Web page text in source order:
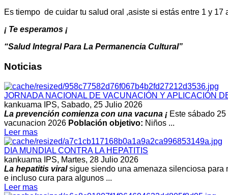
Es tiempo de cuidar tu salud oral ,asiste si estás entre 1 y
¡ Te esperamos ¡
“Salud Integral Para La Permanencia Cultural”
Noticias
JORNADA NACIONAL DE VACUNACIÓN Y APLICACIÓN
kankuama IPS, Sabado, 25 Julio 2026
La prevención comienza con una vacuna ¡ Este sábado
vacunacion 2026 Población objetivo: Niños ...
Leer mas
DIA MUNDIAL CONTRA LA HEPATITIS
kankuama IPS, Martes, 28 Julio 2026
La hepatitis viralsigue siendo una amenaza silenciosa para
e incluso cura para algunos ...
Leer mas